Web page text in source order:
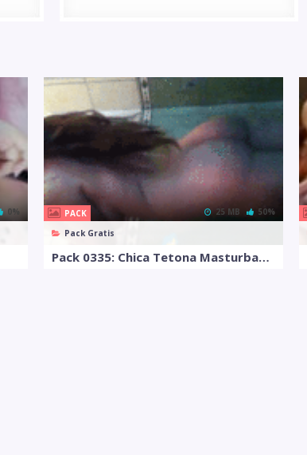
0%
PACK
Pack Gratis
25 MB 50%
Pack 0335: Chica Tetona Masturbandose